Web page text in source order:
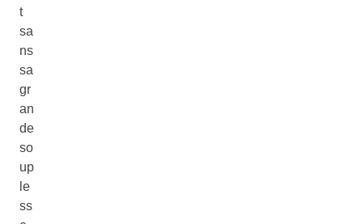
t
sa
ns
sa
gr
an
de
so
up
le
ss